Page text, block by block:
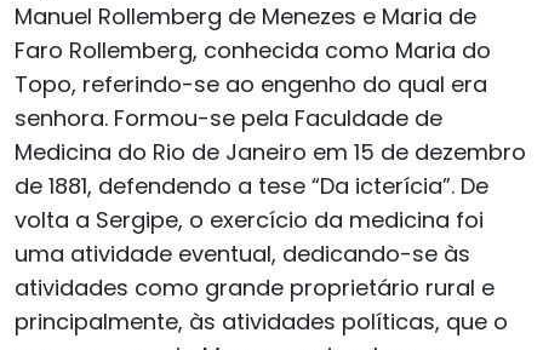
Manuel Rollemberg de Menezes e Maria de
Faro Rollemberg, conhecida como Maria do
Topo, referindo-se ao engenho do qual era
senhora. Formou-se pela Faculdade de
Medicina do Rio de Janeiro em 15 de dezembro
de 1881, defendendo a tese “Da icterícia”. De
volta a Sergipe, o exercício da medicina foi
uma atividade eventual, dedicando-se às
atividades como grande proprietário rural e
principalmente, às atividades políticas, que o